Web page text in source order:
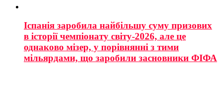
Іспанія заробила найбільшу суму призових
в історії чемпіонату світу-2026, але це
однаково мізер, у порівнянні з тими
мільярдами, що заробили засновники ФІФА